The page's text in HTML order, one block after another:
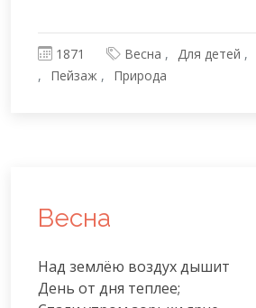
1871 Весна Для детей
Пейзаж
Природа
Весна
Над землёю воздух дышит
День от дня теплее;